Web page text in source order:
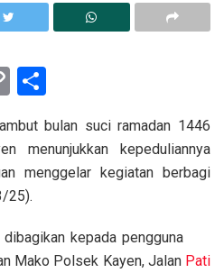
C
py
Li
n
k
ar
e
bulan suci ramadan 1446
menunjukkan kepeduliannya
menggelar kegiatan berbagi
25).
kepada pengguna
Mako Polsek Kayen, Jalan Pati